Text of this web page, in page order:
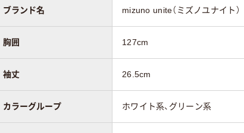
ブランド名 mizuno unite（ミズノユナイト）
胸囲 127cm
袖丈 26.5cm
カラーグループ ホワイト系、グリーン系